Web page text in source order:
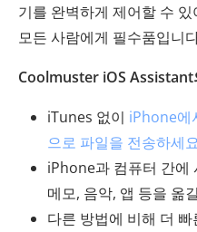
기를 완벽하게 제어할 수
모든 사람에게 필수품입니
Coolmuster iOS Assistant
iTunes 없이 iPhone에
으로 파일을 전송하세
iPhone과 컴퓨터 간에
메모, 음악, 앱 등을 옮
다른 방법에 비해 더